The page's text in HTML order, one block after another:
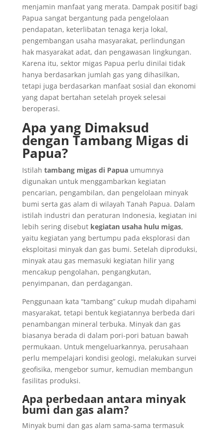
menjamin manfaat yang merata. Dampak positif bagi
Papua sangat bergantung pada pengelolaan
pendapatan, keterlibatan tenaga kerja lokal,
pengembangan usaha masyarakat, perlindungan
hak masyarakat adat, dan pengawasan lingkungan.
Karena itu, sektor migas Papua perlu dinilai tidak
hanya berdasarkan jumlah gas yang dihasilkan,
tetapi juga berdasarkan manfaat sosial dan ekonomi
yang dapat bertahan setelah proyek selesai
beroperasi.
Apa yang Dimaksud
dengan Tambang Migas di
Papua?
Istilah tambang migas di Papuaumumnya
digunakan untuk menggambarkan kegiatan
pencarian, pengambilan, dan pengelolaan minyak
bumi serta gas alam di wilayah Tanah Papua. Dalam
istilah industri dan peraturan Indonesia, kegiatan ini
lebih sering disebut kegiatan usaha hulu migas,
yaitu kegiatan yang bertumpu pada eksplorasi dan
eksploitasi minyak dan gas bumi. Setelah diproduksi,
minyak atau gas memasuki kegiatan hilir yang
mencakup pengolahan, pengangkutan,
penyimpanan, dan perdagangan.
Penggunaan kata “tambang” cukup mudah dipahami
masyarakat, tetapi bentuk kegiatannya berbeda dari
penambangan mineral terbuka. Minyak dan gas
biasanya berada di dalam pori-pori batuan bawah
permukaan. Untuk mengeluarkannya, perusahaan
perlu mempelajari kondisi geologi, melakukan survei
geofisika, mengebor sumur, kemudian membangun
fasilitas produksi.
Apa perbedaan antara minyak
bumi dan gas alam?
Minyak bumi dan gas alam sama-sama termasuk